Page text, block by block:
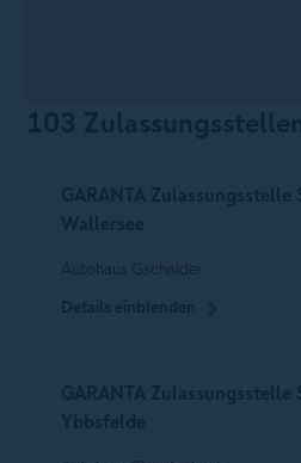
103
GARANTA Zulassungsstelle
Wallersee
Autohaus Gschaider
Details einblenden
GARANTA Zulassungsstelle
Ybbsfelde